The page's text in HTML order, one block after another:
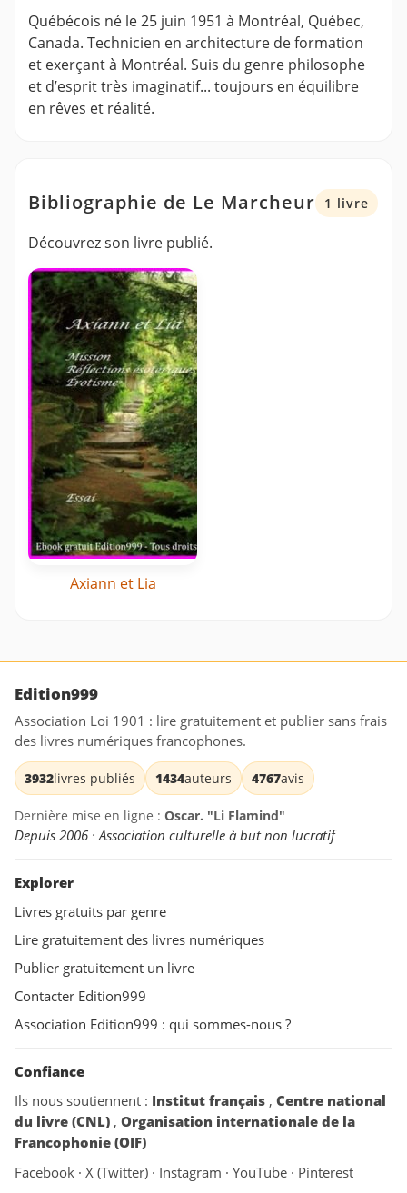
Québécois né le 25 juin 1951 à Montréal, Québec,
Canada. Technicien en architecture de formation
et exerçant à Montréal. Suis du genre philosophe
et d’esprit très imaginatif... toujours en équilibre
en rêves et réalité.
Bibliographie de Le Marcheur 1 livre
Découvrez son livre publié.
Axiann et Lia
Edition999
Association Loi 1901 : lire gratuitement et publier sans frais
des livres numériques francophones.
3932livres publiés 1434auteurs 4767avis
Dernière mise en ligne : Oscar. "Li Flamind"
Depuis 2006 · Association culturelle à but non lucratif
Explorer
Livres gratuits par genre
Lire gratuitement des livres numériques
Publier gratuitement un livre
Contacter Edition999
Association Edition999 : qui sommes-nous ?
Confiance
Ils nous soutiennent : Institut français , Centre national
du livre (CNL) , Organisation internationale de la
Francophonie (OIF)
Facebook · X (Twitter) · Instagram · YouTube · Pinterest